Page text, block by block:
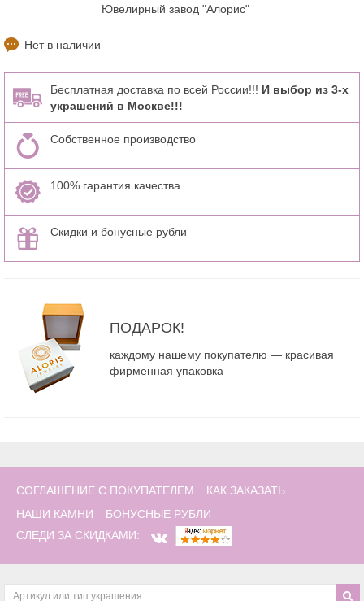
Ювелирный завод "Алорис"
Нет в наличии
Бесплатная доставка по всей России!!! И выбор из 3-х
украшений в Москве!!!
Собственное производство
100% гарантия качества
Скидки и бонусные рубли
ПОДАРОК!
каждому нашему покупателю — красивая
фирменная упаковка
СОГЛАШЕНИЕ С ПОКУПАТЕЛЕМ
КАК ЗАКАЗАТЬ
НАШИ КАМНИ
БОНУСНЫЕ РУБЛИ
СЛЕДИ ЗА СКИДКАМИ: